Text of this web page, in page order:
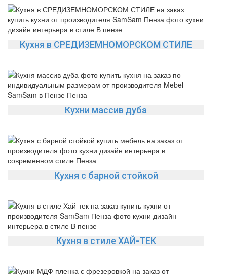
Кухня в СРЕДИЗЕМНОМОРСКОМ СТИЛЕ
Кухни массив дуба
Кухня с барной стойкой
Кухня в стиле ХАЙ-ТЕК